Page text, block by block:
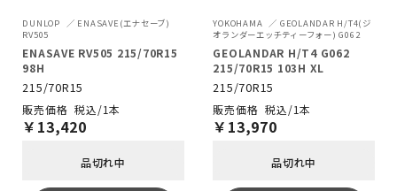
DUNLOP
ENASAVE(エナセーブ)
RV505
ENASAVE RV505 215/70R15
98H
215/70R15
税込/1本
￥ 13,420
品切れ中
YOKOHAMA
GEOLANDAR H/T4(ジ
オランダーエッチティーフォー) G062
GEOLANDAR H/T4 G062
215/70R15 103H XL
215/70R15
税込/1本
￥ 13,970
品切れ中